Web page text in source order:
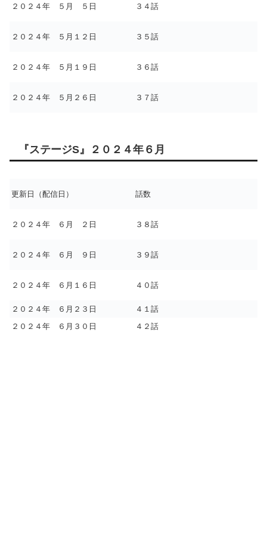
２０２４年 ５月 ５日 ３４話
２０２４年 ５月１２日 ３５話
２０２４年 ５月１９日 ３６話
２０２４年 ５月２６日 ３７話
『ステージS』２０２４年６月
更新日（配信日） 話数
２０２４年 ６月 ２日 ３８話
２０２４年 ６月 ９日 ３９話
２０２４年 ６月１６日 ４０話
２０２４年 ６月２３日
４１話
２０２４年 ６月３０日
４２話